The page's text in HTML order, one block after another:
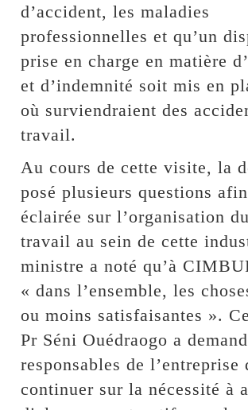
d’accident, les maladies
professionnelles et qu’un
prise en charge en matière
et d’indemnité soit mis en
où surviendraient des
travail.
Au cours de cette visite, la
posé plusieurs questions
éclairée sur l’organisation
travail au sein de cette
ministre a noté qu’à
« dans l’ensemble, les
ou moins satisfaisantes ».
Pr Séni Ouédraogo a
responsables de l’entreprise
continuer sur la nécessité à